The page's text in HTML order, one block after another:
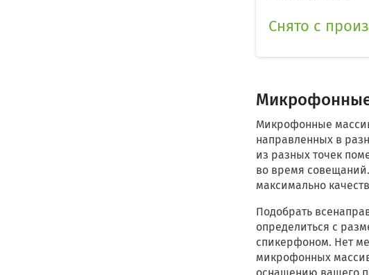
Снято с
Микрофонные
направленных в
из разных точек
во время совещаний.
максимально
Подобрать
определиться с
спикерфоном. Нет
микрофонных